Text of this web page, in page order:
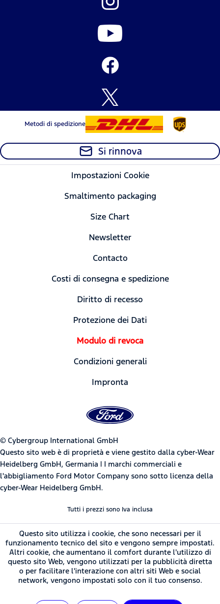
Metodi di spedizione
Si rinnova
Impostazioni Cookie
Smaltimento packaging
Size Chart
Newsletter
Contacto
Costi di consegna e spedizione
Diritto di recesso
Protezione dei Dati
Modulo di revoca
Condizioni generali
Impronta
© Cybergroup International GmbH
Questo sito web è di proprietà e viene gestito dalla cyber-Wear
Heidelberg GmbH, Germania | I marchi commerciali e
l'abbigliamento Ford Motor Company sono sotto licenza della
cyber-Wear Heidelberg GmbH.
Tutti i prezzi sono Iva inclusa
Questo sito utilizza i cookie, che sono necessari per il
funzionamento tecnico del sito e vengono sempre impostati.
Altri cookie, che aumentano il comfort durante l'utilizzo di
questo sito Web, vengono utilizzati per la pubblicità diretta
o per facilitare l'interazione con altri siti Web e social
network, vengono impostati solo con il tuo consenso.